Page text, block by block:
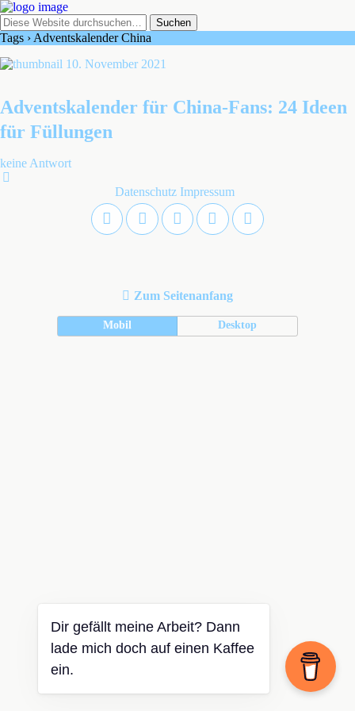
Tags › Adventskalender China
10. November 2021
Adventskalender für China-Fans: 24 Ideen
für Füllungen
keine Antwort
Datenschutz Impressum
Zum Seitenanfang
Mobil Desktop
Dir gefällt meine Arbeit? Dann
lade mich doch auf einen Kaffee
ein.